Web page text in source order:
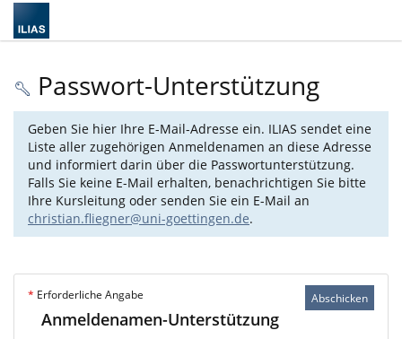
Passwort-Unterstützung
Geben Sie hier Ihre E-Mail-Adresse ein. ILIAS sendet eine
Liste aller zugehörigen Anmeldenamen an diese Adresse
und informiert darin über die Passwortunterstützung.
Falls Sie keine E-Mail erhalten, benachrichtigen Sie bitte
Ihre Kursleitung oder senden Sie ein E-Mail an
christian.fliegner@uni-goettingen.de.
Abschicken
* Erforderliche Angabe
Anmeldenamen-Unterstützung